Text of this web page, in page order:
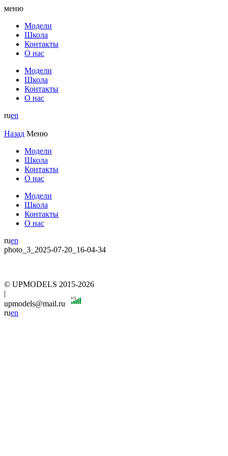
меню
Модели
Школа
Контакты
О нас
Модели
Школа
Контакты
О нас
ruen
Назад Меню
Модели
Школа
Контакты
О нас
Модели
Школа
Контакты
О нас
ruen
photo_3_2025-07-20_16-04-34
© UPMODELS 2015-2026
|
upmodels@mail.ru
ruen